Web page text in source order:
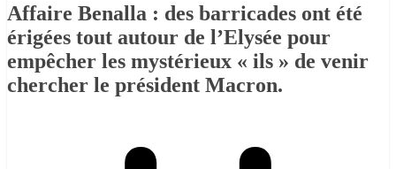
Affaire Benalla : des barricades ont été
érigées tout autour de l’Elysée pour
empêcher les mystérieux « ils » de venir
chercher le président Macron.